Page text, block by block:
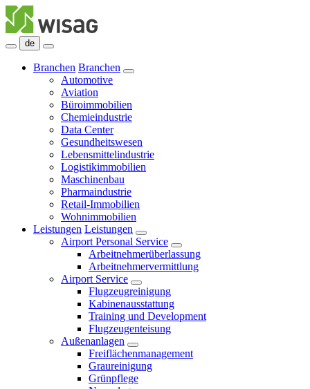
de
Branchen Branchen
Automotive
Aviation
Büroimmobilien
Chemieindustrie
Data Center
Gesundheitswesen
Lebensmittelindustrie
Logistikimmobilien
Maschinenbau
Pharmaindustrie
Retail-Immobilien
Wohnimmobilien
Leistungen Leistungen
Airport Personal Service
Arbeitnehmerüberlassung
Arbeitnehmervermittlung
Airport Service
Flugzeugreinigung
Kabinenausstattung
Training und Development
Flugzeugenteisung
Außenanlagen
Freiflächenmanagement
Graureinigung
Grünpflege